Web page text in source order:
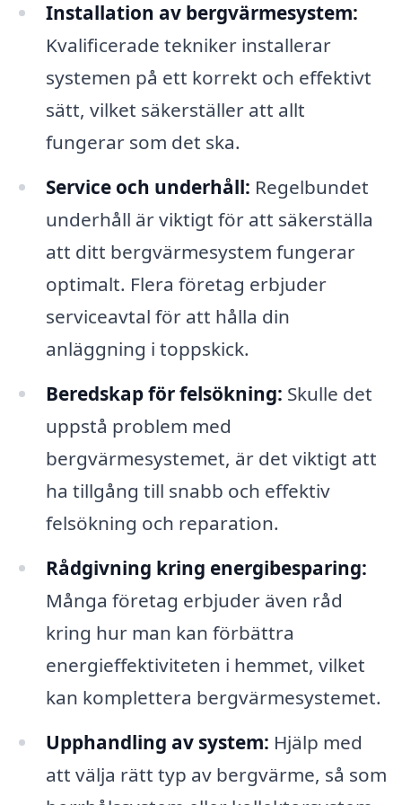
Installation av bergvärmesystem:
Kvalificerade tekniker installerar
systemen på ett korrekt och effektivt
sätt, vilket säkerställer att allt
fungerar som det ska.
Service och underhåll: Regelbundet
underhåll är viktigt för att säkerställa
att ditt bergvärmesystem fungerar
optimalt. Flera företag erbjuder
serviceavtal för att hålla din
anläggning i toppskick.
Beredskap för felsökning: Skulle det
uppstå problem med
bergvärmesystemet, är det viktigt att
ha tillgång till snabb och effektiv
felsökning och reparation.
Rådgivning kring energibesparing:
Många företag erbjuder även råd
kring hur man kan förbättra
energieffektiviteten i hemmet, vilket
kan komplettera bergvärmesystemet.
Upphandling av system: Hjälp med
att välja rätt typ av bergvärme, så som